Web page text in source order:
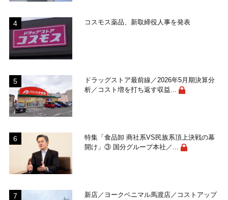
コスモス薬品、新取締役人事を発表
ドラッグストア最前線／2026年5月期決算分
析／コスト増を打ち返す収益...
特集「食品卸 商社系VS民族系頂上決戦の幕
開け」③ 国分グループ本社／...
新店／ヨークベニマル馬渡店／コストアップ